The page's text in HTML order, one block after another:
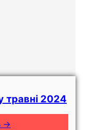
травні 2024
→